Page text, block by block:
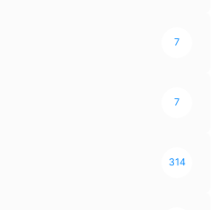
7
7
314